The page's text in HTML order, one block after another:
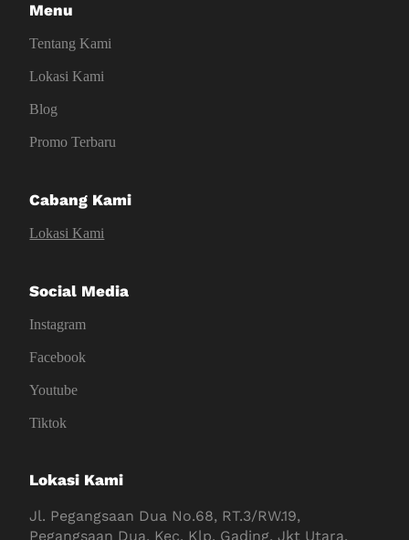
Menu
Tentang Kami
Lokasi Kami
Blog
Promo Terbaru
Cabang Kami
Lokasi Kami
Social Media
Instagram
Facebook
Youtube
Tiktok
Lokasi Kami
Jl. Pegangsaan Dua No.68, RT.3/RW.19,
Pegangsaan Dua, Kec. Klp. Gading, Jkt Utara,